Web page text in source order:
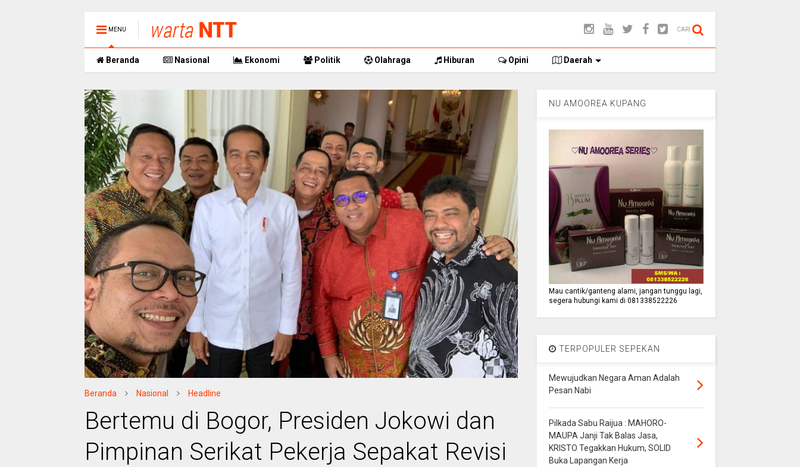
MENU CARI
Beranda Nasional Ekonomi Politik Olahraga Hiburan Opini Daerah
Beranda Nasional Headline
Bertemu di Bogor, Presiden Jokowi dan
Pimpinan Serikat Pekerja Sepakat Revisi
NU AMOOREA KUPANG
Mau cantik/ganteng alami, jangan tunggu lagi,
segera hubungi kami di 081338522226
TERPOPULER SEPEKAN
Mewujudkan Negara Aman Adalah
Pesan Nabi
Pilkada Sabu Raijua : MAHORO-
MAUPA Janji Tak Balas Jasa,
KRISTO Tegakkan Hukum, SOLID
Buka Lapangan Kerja